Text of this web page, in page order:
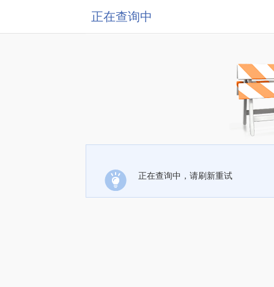
正在查询中
正在查询中，请刷新重试